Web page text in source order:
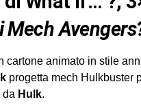
cartone animato in stile anni
progetta mech Hulkbuster
da Hulk.